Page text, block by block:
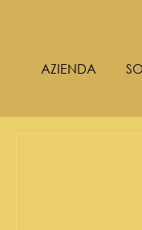
AZIENDA